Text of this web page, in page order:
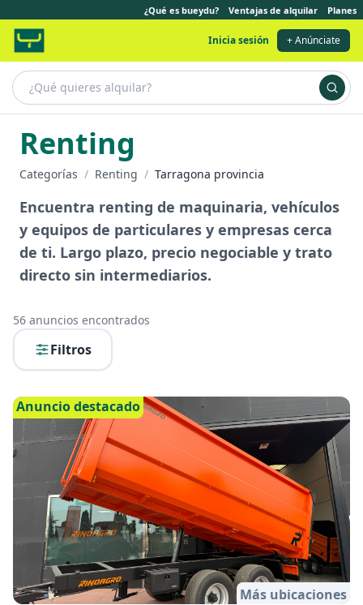
¿Qué es bueydu? Ventajas de alquilar Planes
Inicia sesión + Anúnciate
Renting
Categorías / Renting / Tarragona provincia
Encuentra renting de maquinaria, vehículos
y equipos de particulares y empresas cerca
de ti. Largo plazo, precio negociable y trato
directo sin intermediarios.
56 anuncios encontrados
Filtros
Anuncio destacado
Más ubicaciones